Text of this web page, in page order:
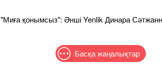
"Миға қонымсыз": Әнші Yenlik Динара
Басқа жаңалықтар